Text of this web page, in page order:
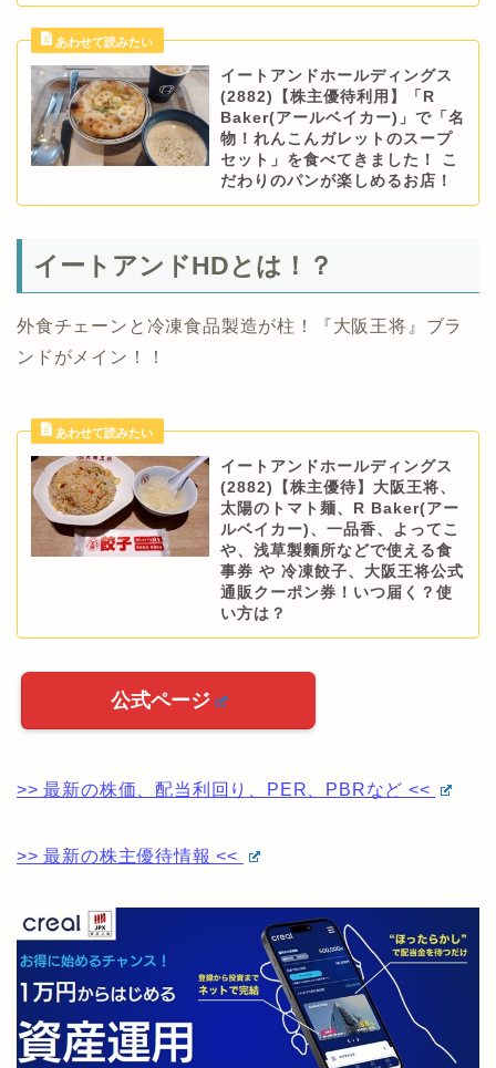
イートアンドホールディングス
(2882)【株主優待利用】「R
Baker(アールベイカー)」で「名
物！れんこんガレットのスープ
セット」を食べてきました！ こ
だわりのパンが楽しめるお店！
イートアンドHDとは！？
外食チェーンと冷凍食品製造が柱！『大阪王将』ブラ
ンドがメイン！！
イートアンドホールディングス
(2882)【株主優待】大阪王将、
太陽のトマト麺、R Baker(アー
ルベイカー)、一品香、よってこ
や、浅草製麵所などで使える食
事券 や 冷凍餃子、大阪王将公式
通販クーポン券！いつ届く？使
い方は？
公式ページ
>> 最新の株価、配当利回り、PER、PBRなど <<
>> 最新の株主優待情報 <<